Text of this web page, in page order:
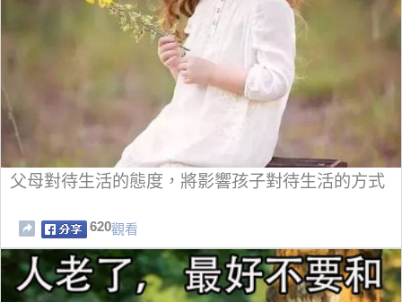
父母對待生活的態度，將影響孩子對待生活的方式
620觀看